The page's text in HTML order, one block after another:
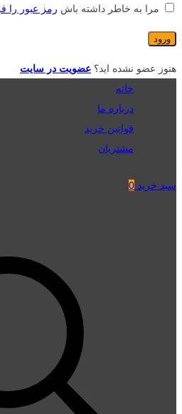
مرا به خاطر داشته باش رمز عبور را
هنوز عضو نشده اید؟ عضویت در سایت
خانه
درباره ما
قوانین خرید
مشتریان
سبد خرید 0